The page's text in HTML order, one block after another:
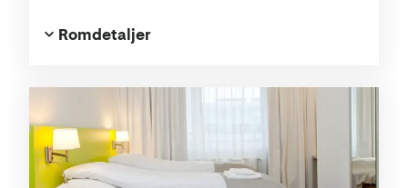
Romdetaljer